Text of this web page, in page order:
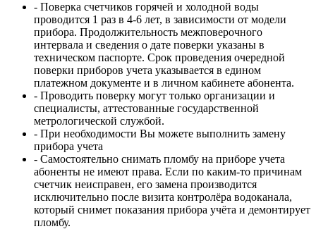
- Поверка счетчиков горячей и холодной воды
проводится 1 раз в 4-6 лет, в зависимости от модели
прибора. Продолжительность межповерочного
интервала и сведения о дате поверки указаны в
техническом паспорте. Срок проведения очередной
поверки приборов учета указывается в едином
платежном документе и в личном кабинете абонента.
- Проводить поверку могут только организации и
специалисты, аттестованные государственной
метрологической службой.
- При необходимости Вы можете выполнить замену
прибора учета
- Самостоятельно снимать пломбу на приборе учета
абоненты не имеют права. Если по каким-то причинам
счетчик неисправен, его замена производится
исключительно после визита контролёра водоканала,
который снимет показания прибора учёта и демонтирует
пломбу.